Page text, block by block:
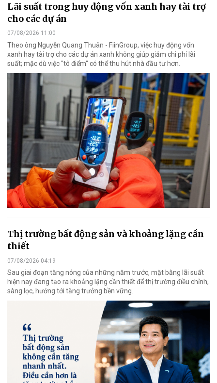
Lãi suất trong huy động vốn xanh hay tài trợ
cho các dự án
07/08/2026 11:00
Theo ông Nguyễn Quang Thuân - FiinGroup, việc huy động vốn
xanh hay tài trợ cho các dự án xanh không giúp giảm chi phí lãi
suất; mặc dù việc "tô điểm" có thể thu hút nhà đầu tư hơn.
Thị trường bất động sản và khoảng lặng cần
thiết
07/08/2026 04:19
Sau giai đoạn tăng nóng của những năm trước, mặt bằng lãi suất
hiện nay đang tạo ra khoảng lặng cần thiết để thị trường điều chỉnh,
sàng lọc, hướng tới tăng trưởng bền vững.